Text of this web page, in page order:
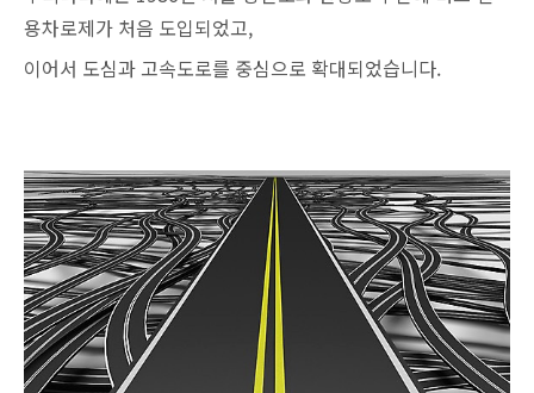
용차로제가 처음 도입되었고,
이어서 도심과 고속도로를 중심으로 확대되었습니다.